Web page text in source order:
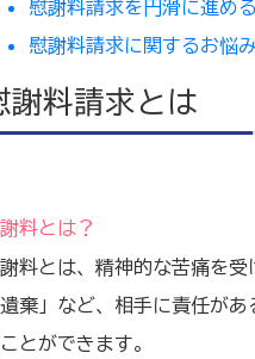
慰謝料請求を円滑に進め
慰謝料請求に関するお悩
謝料請求とは
料とは？
料とは、精神的な苦痛を
棄」など、相手に責任が
とができます。